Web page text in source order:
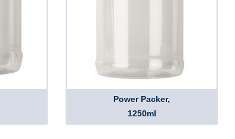
Power Packer,
1250ml